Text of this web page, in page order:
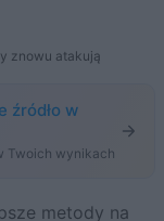
znowu atakują
źródło w
Twoich wynikach